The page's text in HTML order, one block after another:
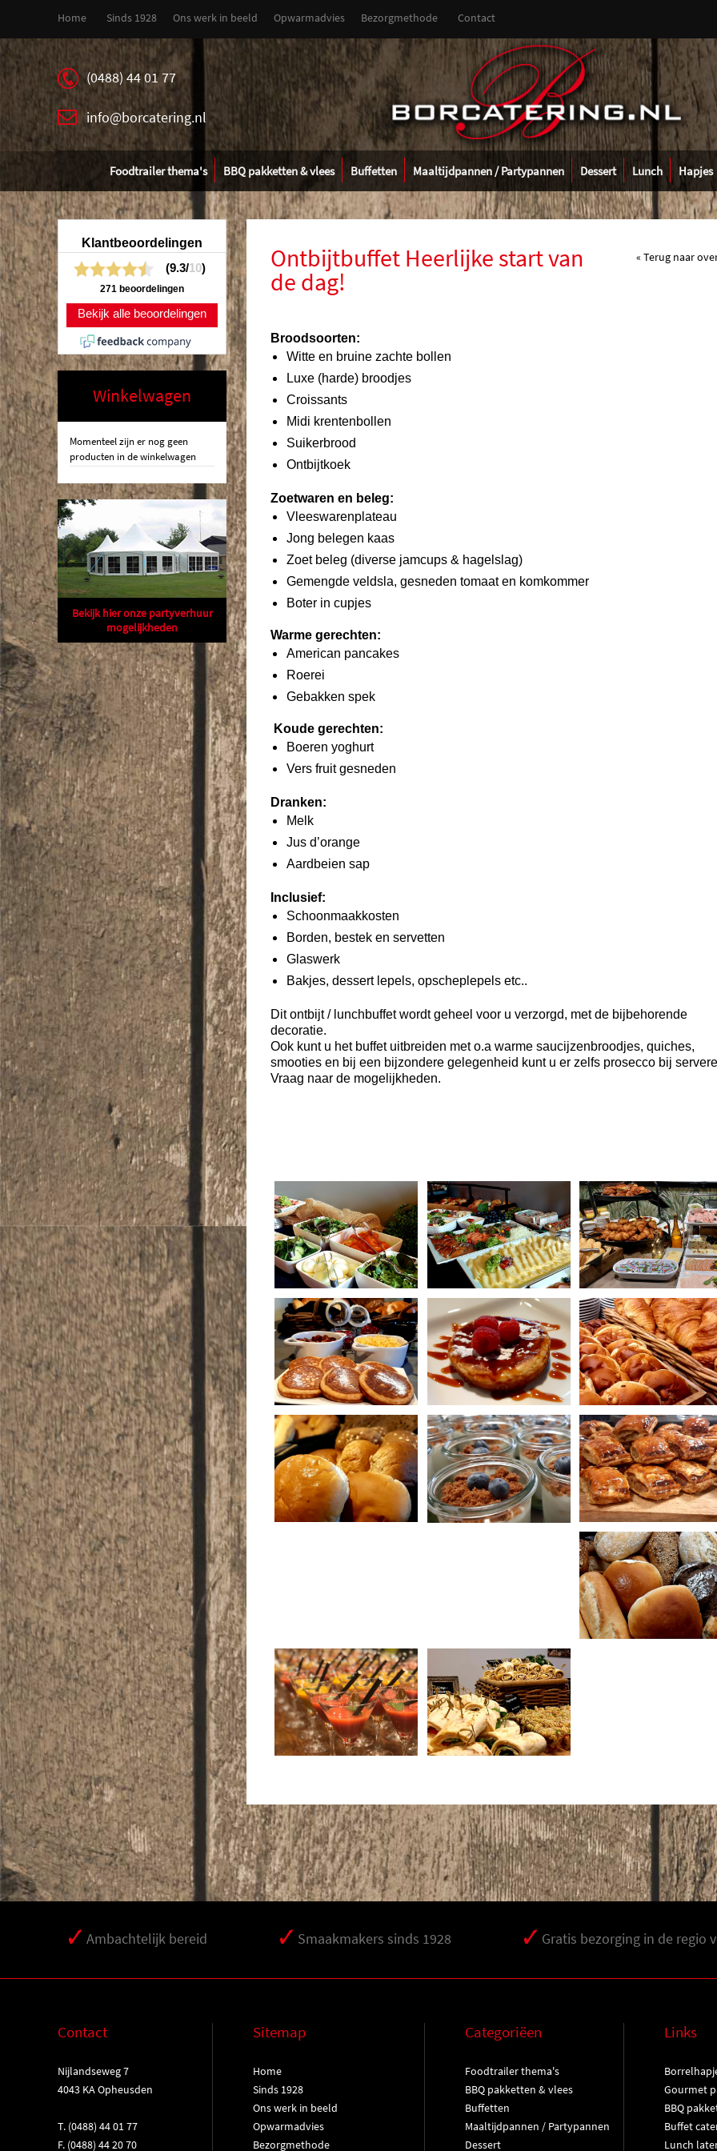
Home Sinds 1928 Ons werk in beeld Opwarmadvies Bezorgmethode Contact
Foodtrailer thema's BBQ pakketten & vlees Buffetten Maaltijdpannen / Partypannen Dessert Lunch Hapjes
(0488) 44 01 77
info@borcatering.nl
Klantbeoordelingen
(9.3/10)
271 beoordelingen
Bekijk alle beoordelingen
Winkelwagen
Momenteel zijn er nog geen
producten in de winkelwagen
Bekijk hier onze partyverhuur
mogelijkheden
Ontbijtbuffet Heerlijke start van
de dag!
« Terug naar
Broodsoorten:
Witte en bruine zachte bollen
Luxe (harde) broodjes
Croissants
Midi krentenbollen
Suikerbrood
Ontbijtkoek
Zoetwaren en beleg:
Vleeswarenplateau
Jong belegen kaas
Zoet beleg (diverse jamcups & hagelslag)
Gemengde veldsla, gesneden tomaat en komkommer
Boter in cupjes
Warme gerechten:
American pancakes
Roerei
Gebakken spek
Koude gerechten:
Boeren yoghurt
Vers fruit gesneden
Dranken:
Melk
Jus d’orange
Aardbeien sap
Inclusief:
Schoonmaakkosten
Borden, bestek en servetten
Glaswerk
Bakjes, dessert lepels, opscheplepels etc..
Dit ontbijt / lunchbuffet wordt geheel voor u verzorgd, met de bijbehorende
decoratie.
Ook kunt u het buffet uitbreiden met o.a warme saucijzenbroodjes, quiches,
smooties en bij een bijzondere gelegenheid kunt u er zelfs prosecco bij
Vraag naar de mogelijkheden.
Ambachtelijk bereid Smaakmakers sinds 1928 Gratis bezorging in de regio
Contact
Nijlandseweg 7
4043 KA Opheusden
T. (0488) 44 01 77
F. (0488) 44 20 70
Sitemap
Home
Sinds 1928
Ons werk in beeld
Opwarmadvies
Bezorgmethode
Categoriëen
Foodtrailer thema's
BBQ pakketten & vlees
Buffetten
Maaltijdpannen / Partypannen
Dessert
Links
Gourmet
BBQ
Buffet
Lunch